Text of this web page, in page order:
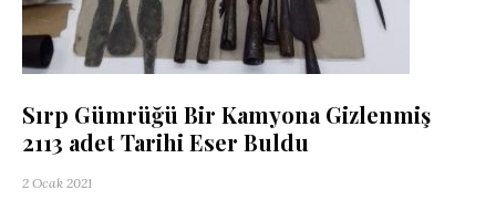
Sırp Gümrüğü Bir Kamyona Gizlenmiş
2113 adet Tarihi Eser Buldu
2 Ocak 2021